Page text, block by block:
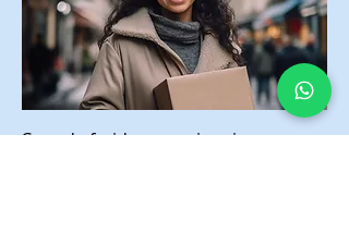
Cura de feridas emocionais